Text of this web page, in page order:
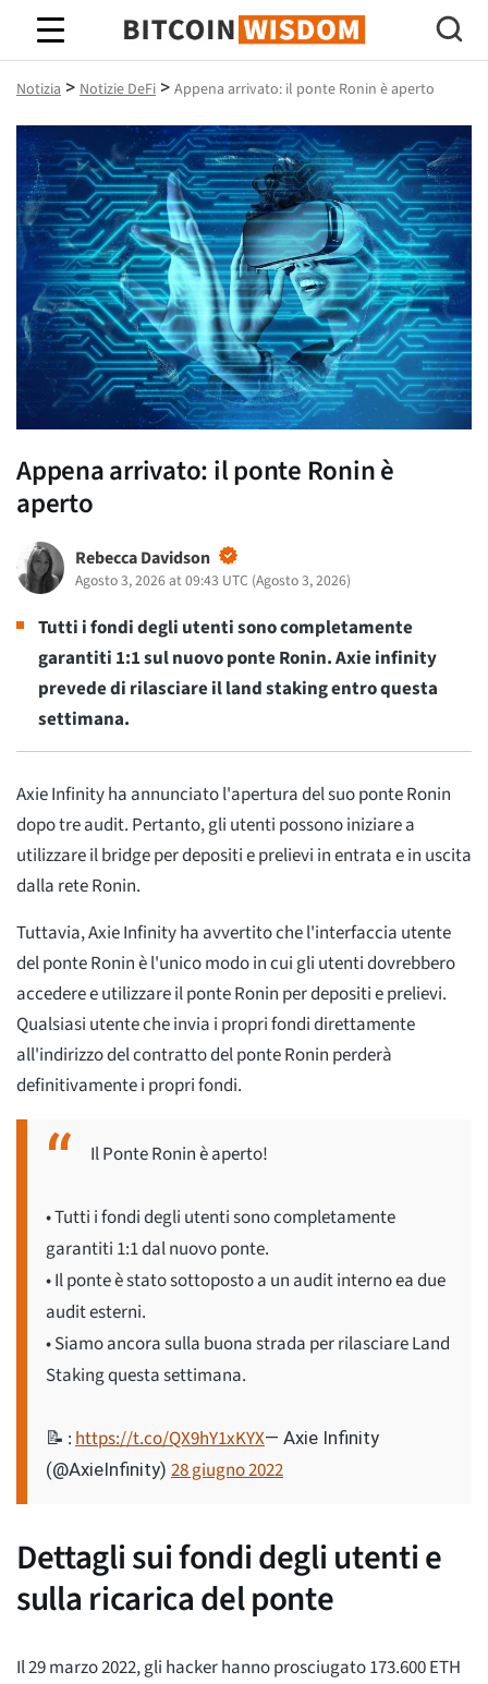
Saggezza Bitcoin
Notizia > Notizie DeFi > Appena arrivato: il ponte Ronin è aperto
Appena arrivato: il ponte Ronin è
aperto
Rebecca Davidson
Agosto 3, 2026 at 09:43 UTC (Agosto 3, 2026)
Tutti i fondi degli utenti sono completamente
garantiti 1:1 sul nuovo ponte Ronin. Axie infinity
prevede di rilasciare il land staking entro questa
settimana.
Axie Infinity ha annunciato l'apertura del suo ponte Ronin
dopo tre audit. Pertanto, gli utenti possono iniziare a
utilizzare il bridge per depositi e prelievi in entrata e in uscita
dalla rete Ronin.
Tuttavia, Axie Infinity ha avvertito che l'interfaccia utente
del ponte Ronin è l'unico modo in cui gli utenti dovrebbero
accedere e utilizzare il ponte Ronin per depositi e prelievi.
Qualsiasi utente che invia i propri fondi direttamente
all'indirizzo del contratto del ponte Ronin perderà
definitivamente i propri fondi.
Il Ponte Ronin è aperto!
• Tutti i fondi degli utenti sono completamente
garantiti 1:1 dal nuovo ponte.
• Il ponte è stato sottoposto a un audit interno ea due
audit esterni.
• Siamo ancora sulla buona strada per rilasciare Land
Staking questa settimana.
📝 :https://t.co/QX9hY1xKYX— Axie Infinity
(@AxieInfinity) 28 giugno 2022
Dettagli sui fondi degli utenti e
sulla ricarica del ponte
Il 29 marzo 2022, gli hacker hanno prosciugato 173.600 ETH